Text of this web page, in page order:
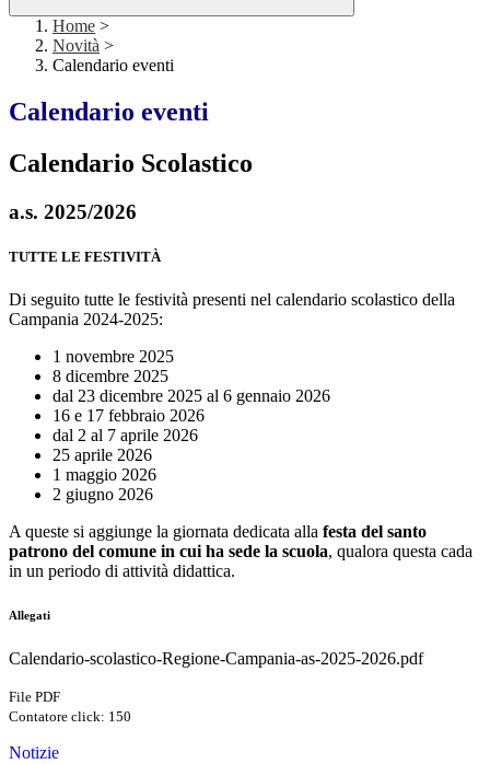
Home >
Novità >
Calendario eventi
Calendario eventi
Calendario Scolastico
a.s. 2025/2026
TUTTE LE FESTIVITÀ
Di seguito tutte le festività presenti nel calendario scolastico della
Campania 2024-2025:
1 novembre 2025
8 dicembre 2025
dal 23 dicembre 2025 al 6 gennaio 2026
16 e 17 febbraio 2026
dal 2 al 7 aprile 2026
25 aprile 2026
1 maggio 2026
2 giugno 2026
A queste si aggiunge la giornata dedicata alla festa del santo
patrono del comune in cui ha sede la scuola, qualora questa cada
in un periodo di attività didattica.
Allegati
Calendario-scolastico-Regione-Campania-as-2025-2026.pdf
File PDF
Contatore click: 150
Notizie